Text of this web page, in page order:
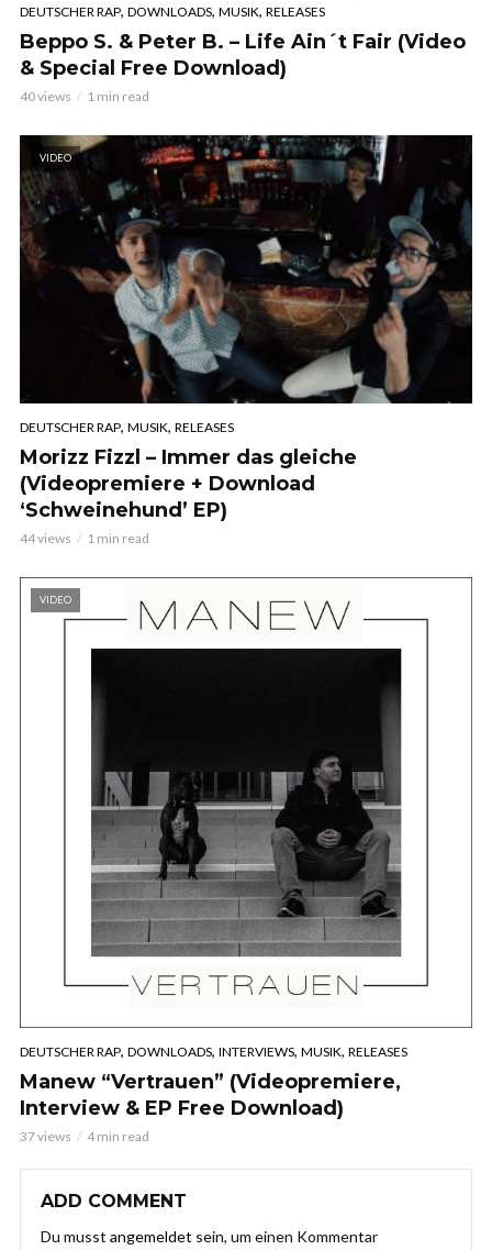
DEUTSCHER RAP, DOWNLOADS, MUSIK, RELEASES
Beppo S. & Peter B. – Life Ain´t Fair (Video
& Special Free Download)
40 views 1 min read
VIDEO
DEUTSCHER RAP, MUSIK, RELEASES
Morizz Fizzl – Immer das gleiche
(Videopremiere + Download
‘Schweinehund’ EP)
44 views 1 min read
VIDEO
DEUTSCHER RAP, DOWNLOADS, INTERVIEWS, MUSIK, RELEASES
Manew “Vertrauen” (Videopremiere,
Interview & EP Free Download)
37 views 4 min read
ADD COMMENT
Du musst angemeldet sein, um einen Kommentar